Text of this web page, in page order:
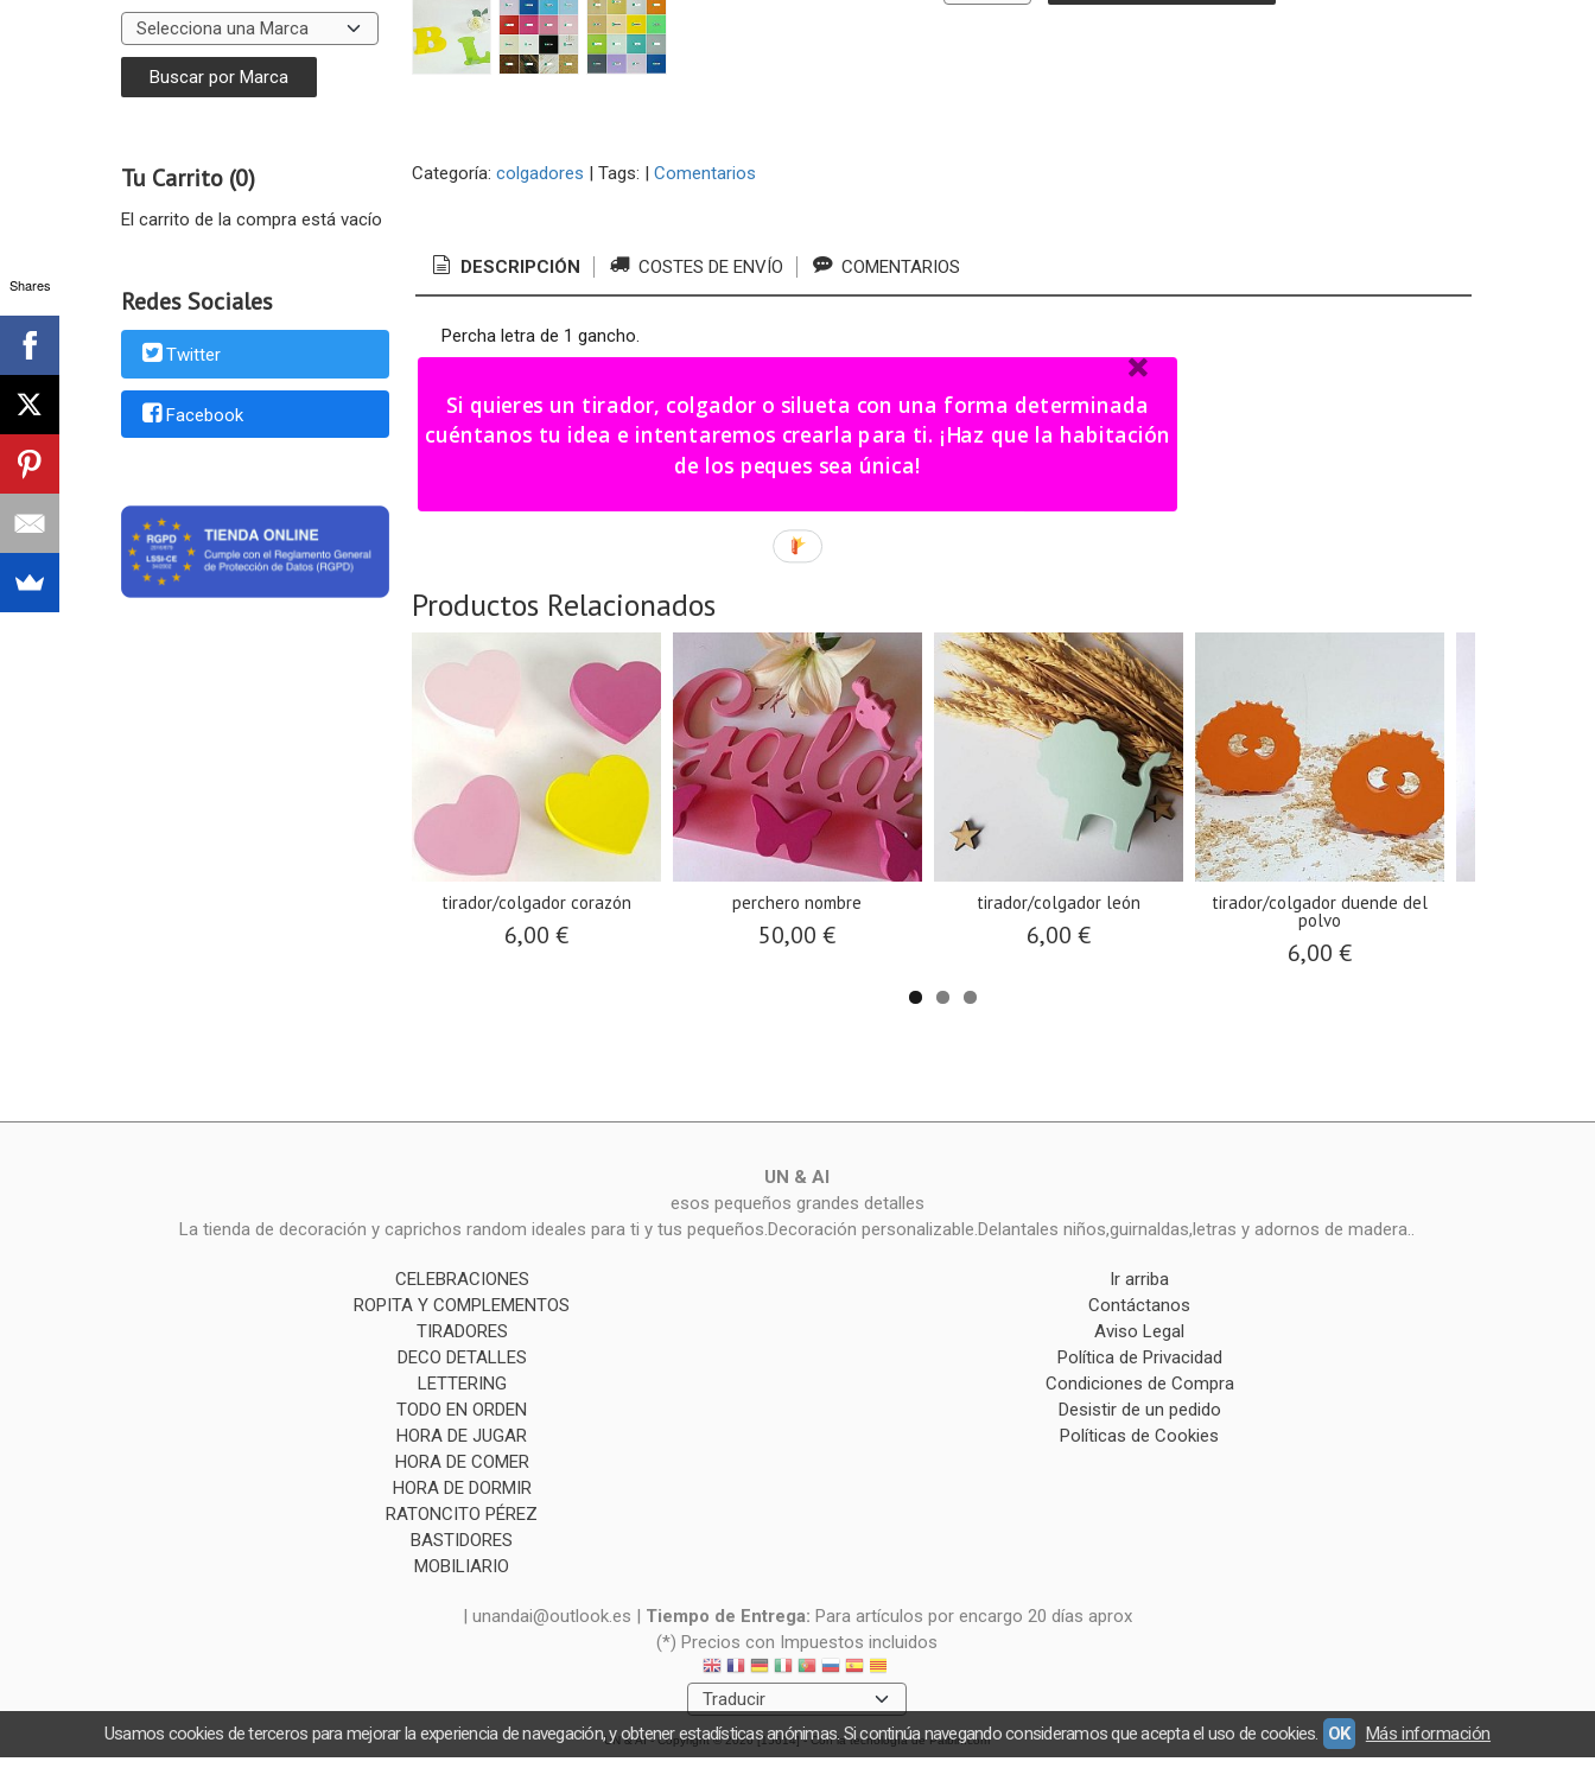
Tu Carrito (0)
El carrito de la compra está vacío
Redes Sociales
Twitter
Facebook
Categoría: colgadores | Tags: | Comentarios
DESCRIPCIÓN COSTES DE ENVÍO COMENTARIOS
Percha letra de 1 gancho.
Color a elegir.
Plazo fabricación: 15 - 20 días hábiles aproximadamente (+ envío 24/48 h.).
Productos Relacionados
tirador/colgador corazón
6,00 €
perchero nombre
50,00 €
tirador/colgador león
6,00 €
tirador/colgador duende del
polvo
6,00 €
UN & AI
esos pequeños grandes detalles
La tienda de decoración y caprichos random ideales para ti y tus pequeños.Decoración personalizable.Delantales niños,guirnaldas,letras y adornos de madera..
CELEBRACIONES
ROPITA Y COMPLEMENTOS
TIRADORES
DECO DETALLES
LETTERING
TODO EN ORDEN
HORA DE JUGAR
HORA DE COMER
HORA DE DORMIR
RATONCITO PÉREZ
BASTIDORES
MOBILIARIO
Ir arriba
Contáctanos
Aviso Legal
Política de Privacidad
Condiciones de Compra
Desistir de un pedido
Políticas de Cookies
| unandai@outlook.es | Tiempo de Entrega: Para artículos por encargo 20 días aprox
(*) Precios con Impuestos incluidos
UN & AI- Copyright © 2026 [15614] - Con la tecnología de Palbin.com
Usamos cookies de terceros para mejorar la experiencia de navegación, y obtener estadísticas anónimas. Si continúa navegando consideramos que acepta el uso de cookies. OK Más información
Shares
Si quieres un tirador, colgador o silueta con una forma determinada
cuéntanos tu idea e intentaremos crearla para ti. ¡Haz que la habitación
de los peques sea única!